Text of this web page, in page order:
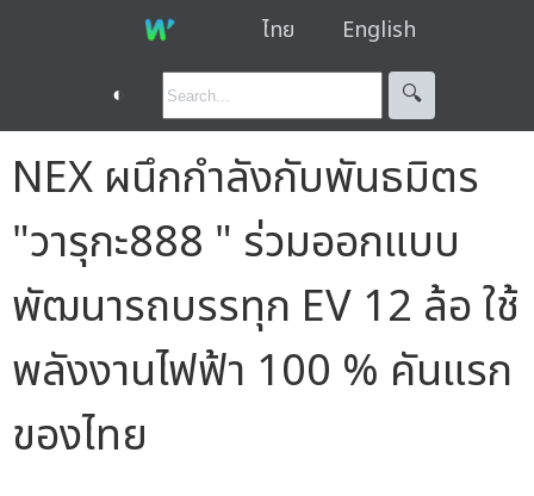
ไทย English
◐ 🔍︎
NEX ผนึกกำลังกับพันธมิตร
"วารุกะ888 " ร่วมออกแบบ
พัฒนารถบรรทุก EV 12 ล้อ ใช้
พลังงานไฟฟ้า 100 % คันแรก
ของไทย